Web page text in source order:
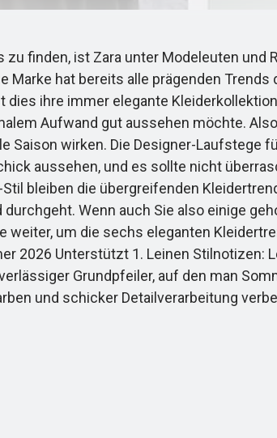
finden, ist Zara unter Modeleuten und
hat bereits alle prägenden
ihre immer elegante
Aufwand gut aussehen möchte.
wirken. Die Designer-Laufstege
aussehen, und es sollte nicht
bleiben die übergreifenden
Wenn auch Sie also einige
um die sechs eleganten
2026 Unterstützt 1. Leinen Stilnotizen:
Grundpfeiler, auf den man
und schicker Detailverarbeitung